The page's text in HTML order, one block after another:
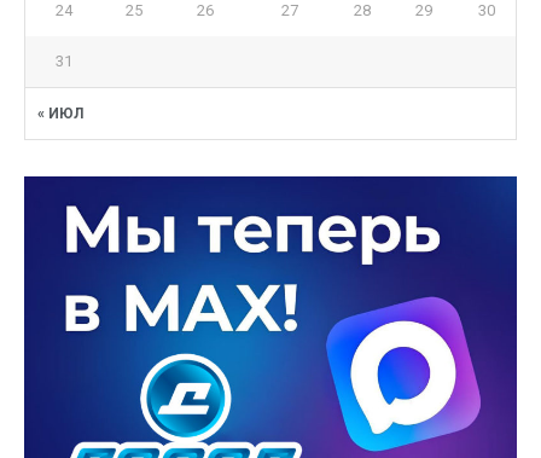
« ИЮЛ
24 25 26 27 28 29 30
31